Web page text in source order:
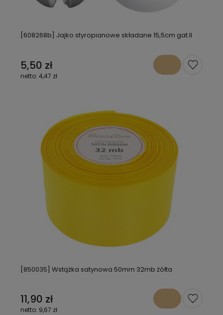
[608268b] Jajko styropianowe składane 15,5cm gat.II
5,50 zł
4,47 zł
[850035] Wstążka satynowa 50mm 32mb żółta
11,90 zł
9,67 zł